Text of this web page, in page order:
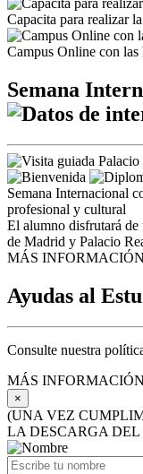
Capacita para realizar
Campus Online con las
Semana
Semana Internacional
profesional y cultural
El alumno disfrutará de
de Madrid y Palacio
MÁS INFORMACIÓN
Ayudas al
Consulte nuestra
MÁS INFORMACIÓN
×
(UNA VEZ
LA DESCARGA DEL